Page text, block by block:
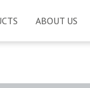
ABOUT US